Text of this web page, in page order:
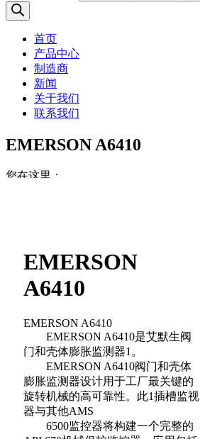
首页
产品中心
制造商
新闻
关于我们
联系我们
EMERSON A6410
您在这里：
EMERSON
A6410
EMERSON A6410
EMERSON A6410是艾默生阀
门和壳体膨胀监测器1。
EMERSON A6410阀门和壳体
膨胀监测器设计用于工厂最关键的
旋转机械的高可靠性。此1插槽监视
器与其他AMS
6500监控器将构建一个完整的